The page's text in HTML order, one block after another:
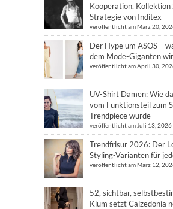
Kooperation,
Strategie von Inditex
veröffentlicht am März 20,
Der Hype um ASOS –
dem Mode-Giganten
veröffentlicht am April 30,
UV-Shirt Damen: Wie
vom Funktionsteil zum
Trendpiece wurde
veröffentlicht am Juli 13, 2026
Trendfrisur 2026: Der
Styling-Varianten für
veröffentlicht am März 12,
52, sichtbar,
Klum setzt Calzedonia